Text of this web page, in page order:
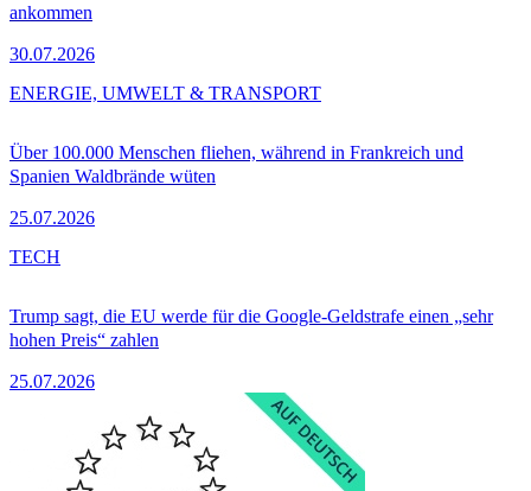
ankommen
30.07.2026
Über 100.000 Menschen fliehen, während in Frankreich und
Spanien Waldbrände wüten
25.07.2026
ENERGIE, UMWELT & TRANSPORT
Trump sagt, die EU werde für die Google-Geldstrafe einen „sehr
hohen Preis“ zahlen
25.07.2026
TECH